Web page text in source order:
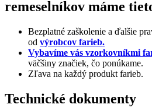
remeselníkov máme
Bezplatné zaškolenie a ďalšie
od výrobcov farieb.
Vybavíme vás vzorkovníkmi
väčšiny značiek, čo ponúkame.
Zľava na každý produkt farieb.
Technické dokumenty